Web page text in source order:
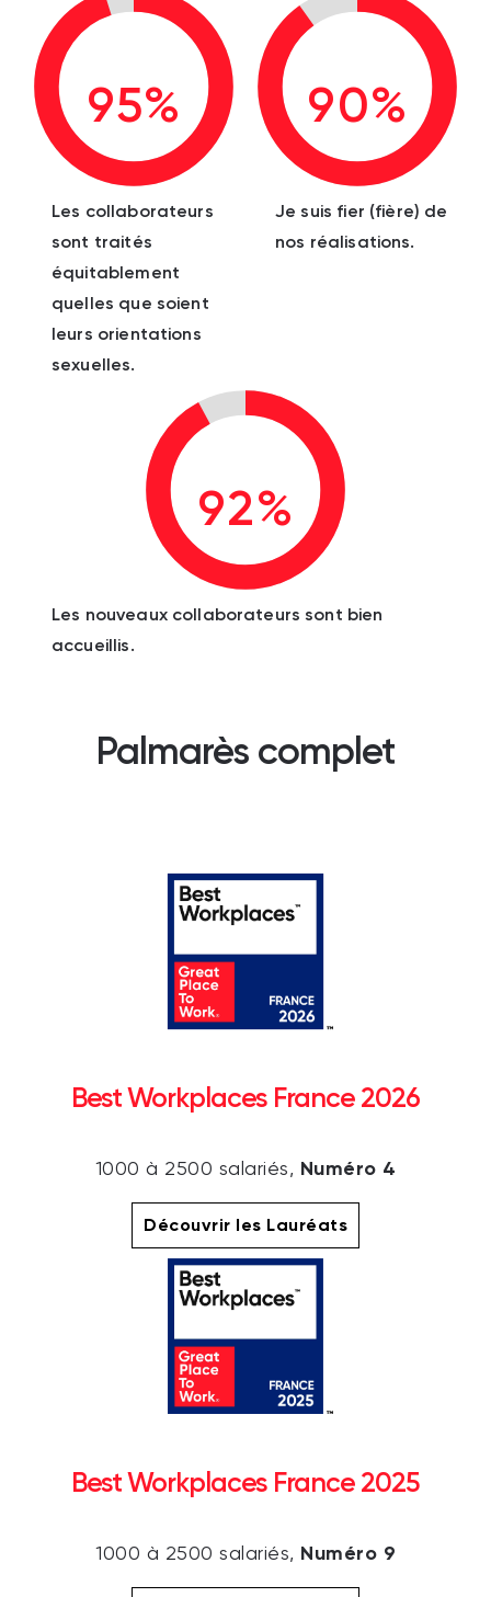
95%
Les collaborateurs
sont traités
équitablement
quelles que soient
leurs orientations
sexuelles.
90%
Je suis fier (fière) de
nos réalisations.
92%
Les nouveaux collaborateurs sont bien
accueillis.
Palmarès complet
Best Workplaces France 2026
1000 à 2500 salariés, Numéro 4
Découvrir les Lauréats
Best Workplaces France 2025
1000 à 2500 salariés, Numéro 9